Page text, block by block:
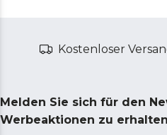
Kostenloser
Melden Sie sich für den
Werbeaktionen zu